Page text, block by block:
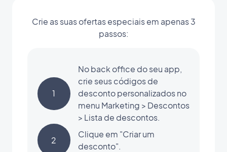
Crie as suas ofertas especiais em apenas 3
passos:
1
No back office do seu app,
crie seus códigos de
desconto personalizados no
menu Marketing > Descontos
> Lista de descontos.
2
Clique em "Criar um
desconto".